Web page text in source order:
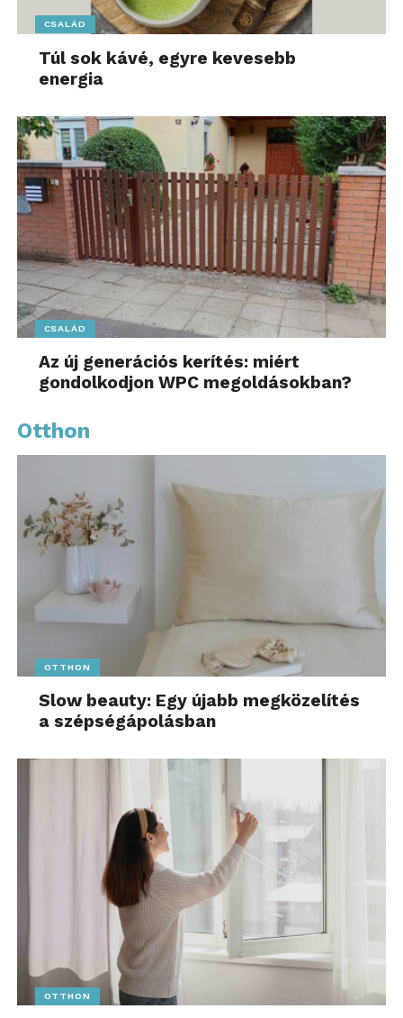
CSALÁD
Túl sok kávé, egyre kevesebb
energia
CSALÁD
Az új generációs kerítés: miért
gondolkodjon WPC megoldásokban?
Otthon
OTTHON
Slow beauty: Egy újabb megközelítés
a szépségápolásban
OTTHON